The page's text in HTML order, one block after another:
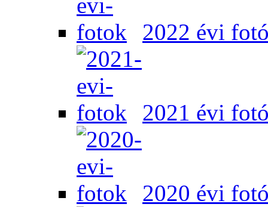
2022 évi
2021 évi
2020 évi